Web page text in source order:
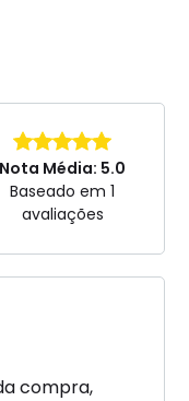
Nota Média: 5.0
Baseado em 1
avaliações
compra,